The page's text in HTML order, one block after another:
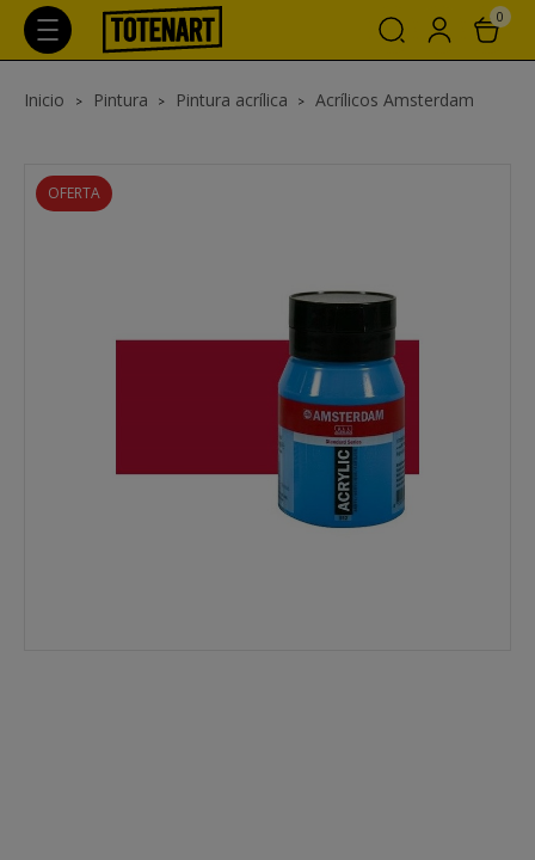
0
Inicio Pintura Pintura acrílica Acrílicos Amsterdam
OFERTA